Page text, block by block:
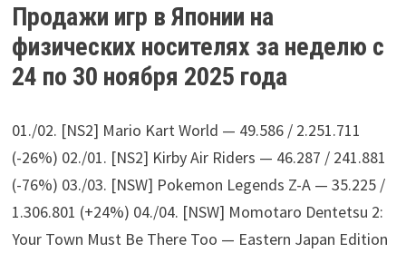
Продажи игр в Японии на
физических носителях за неделю с
24 по 30 ноября 2025 года
01./02. [NS2] Mario Kart World — 49.586 / 2.251.711
(-26%) 02./01. [NS2] Kirby Air Riders — 46.287 / 241.881
(-76%) 03./03. [NSW] Pokemon Legends Z-A — 35.225 /
1.306.801 (+24%) 04./04. [NSW] Momotaro Dentetsu 2:
Your Town Must Be There Too — Eastern Japan Edition